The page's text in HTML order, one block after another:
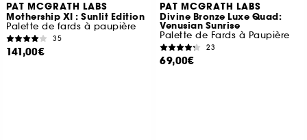
PAT MCGRATH LABS
Mothership XI : Sunlit Edition
Palette de fards à paupière
35
141,00€
PAT MCGRATH LABS
Divine Bronze Luxe Quad:
Venusian Sunrise
Palette de Fards à Paupière
23
69,00€